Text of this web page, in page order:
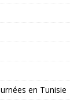
en Tunisie